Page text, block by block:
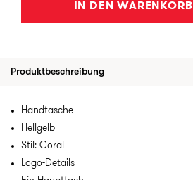
IN DEN WARENKORB
Produktbeschreibung
Handtasche
Hellgelb
Stil: Coral
Logo-Details